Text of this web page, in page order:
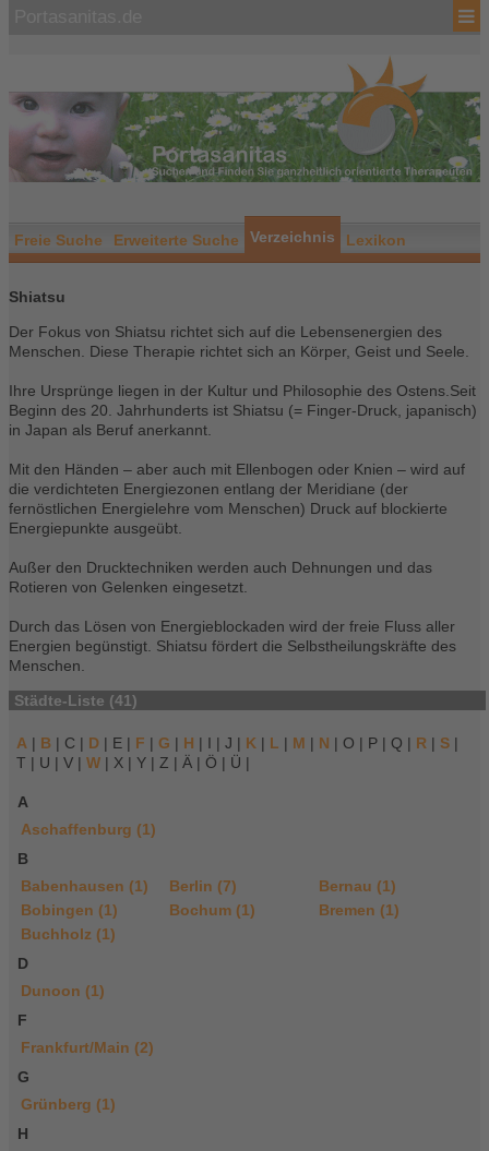
Freie Suche Erweiterte Suche Verzeichnis Lexikon
Shiatsu
Der Fokus von Shiatsu richtet sich auf die Lebensenergien des
Menschen. Diese Therapie richtet sich an Körper, Geist und Seele.
Ihre Ursprünge liegen in der Kultur und Philosophie des Ostens.Seit
Beginn des 20. Jahrhunderts ist Shiatsu (= Finger-Druck, japanisch)
in Japan als Beruf anerkannt.
Mit den Händen – aber auch mit Ellenbogen oder Knien – wird auf
die verdichteten Energiezonen entlang der Meridiane (der
fernöstlichen Energielehre vom Menschen) Druck auf blockierte
Energiepunkte ausgeübt.
Außer den Drucktechniken werden auch Dehnungen und das
Rotieren von Gelenken eingesetzt.
Durch das Lösen von Energieblockaden wird der freie Fluss aller
Energien begünstigt. Shiatsu fördert die Selbstheilungskräfte des
Menschen.
Städte-Liste (41)
A | B | C | D | E | F | G | H | I | J | K | L | M | N | O | P | Q | R | S |
T | U | V | W | X | Y | Z | Ä | Ö | Ü |
A
Aschaffenburg (1)
B
Babenhausen (1)
Berlin (7)
Bernau (1)
Bobingen (1)
Bochum (1)
Bremen (1)
Buchholz (1)
D
Dunoon (1)
F
Frankfurt/Main (2)
G
Grünberg (1)
H